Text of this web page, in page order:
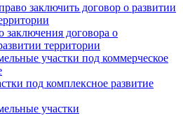
заключить договор о развитии
заключения договора о
территории
участки под коммерческое
под комплексное развитие
участки